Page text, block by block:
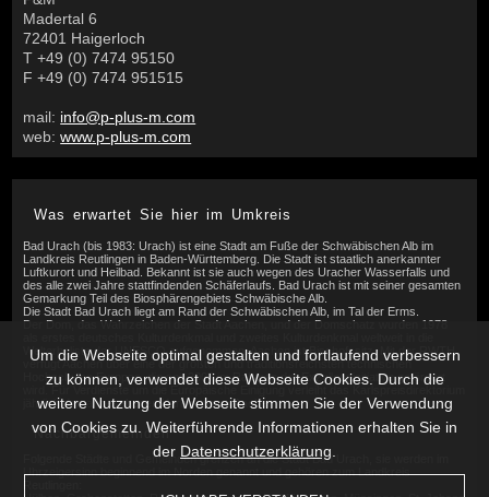
Madertal 6
72401 Haigerloch
T +49 (0) 7474 95150
F +49 (0) 7474 951515
mail: info@p-plus-m.com
web:www.p-plus-m.com
Was erwartet Sie hier im Umkreis
Bad Urach (bis 1983: Urach) ist eine Stadt am Fuße der Schwäbischen Alb im
Landkreis Reutlingen in Baden-Württemberg. Die Stadt ist staatlich anerkannter
Luftkurort und Heilbad. Bekannt ist sie auch wegen des Uracher Wasserfalls und
des alle zwei Jahre stattfindenden Schäferlaufs. Bad Urach ist mit seiner gesamten
Gemarkung Teil des Biosphärengebiets Schwäbische Alb.
Die Stadt Bad Urach liegt am Rand der Schwäbischen Alb, im Tal der Erms.
Der Dom, das Wahrzeichen der Stadt Aachen, und der Domschatz wurden 1978
Welterbeliste der UNESCO aufgenommen. Aachen ist Bischofssitz. Mit der RWTH
verfügt Aachen über eine der größten und traditionsreichsten technischen
Hochschulen Europas, die seit 2007 im Rahmen der Exzellenzinitiative gefördert
wird. Für Verdienste um die Europäische Einigung verleiht das Karlspreisdirektorium
jährlich den angesehenen Karlspreis zu Aachen.
Nachbargemeinden
Folgende Städte und Gemeinden grenzen an die Stadt Bad Urach, sie werden im
Uhrzeigersinn beginnend im Norden genannt und gehören zum Landkreis
Um die Webseite optimal gestalten und fortlaufend verbessern
zu können, verwendet diese Webseite Cookies. Durch die
weitere Nutzung der Webseite stimmen Sie der Verwendung
von Cookies zu. Weiterführende Informationen erhalten Sie in
der Datenschutzerklärung